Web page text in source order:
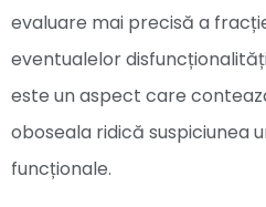
evaluare mai precisă a
eventualelor
este un aspect care
oboseala ridică suspiciunea
funcționale.